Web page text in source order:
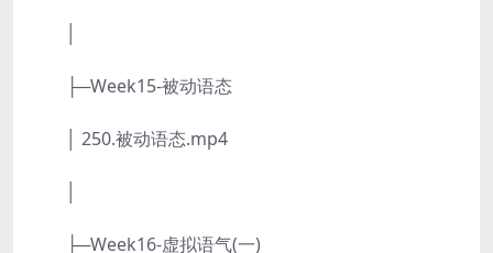
├─Week15-被动语态
│ 250.被动语态.mp4
├─Week16-虚拟语气(一)